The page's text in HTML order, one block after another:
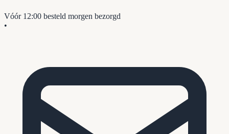
Vóór 12:00 besteld morgen bezorgd
•